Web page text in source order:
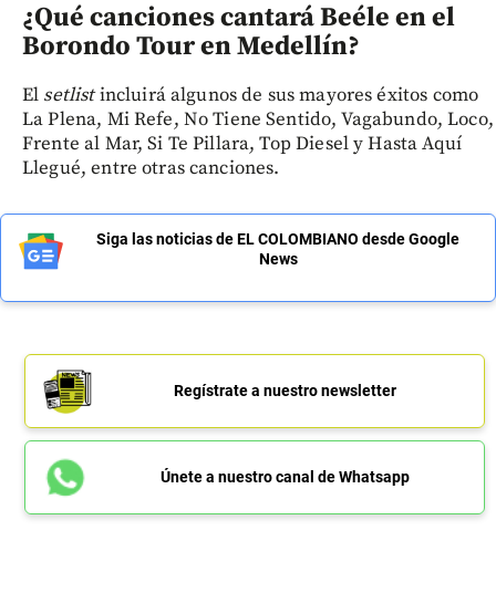
¿Qué canciones cantará Beéle en el
Borondo Tour en Medellín?
El setlistincluirá algunos de sus mayores éxitos como
La Plena, Mi Refe, No Tiene Sentido, Vagabundo, Loco,
Frente al Mar, Si Te Pillara, Top Diesel y Hasta Aquí
Llegué, entre otras canciones.
Siga las noticias de EL COLOMBIANO desde Google
News
Regístrate a nuestro newsletter
Únete a nuestro canal de Whatsapp